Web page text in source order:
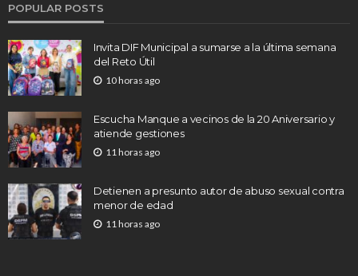
POPULAR POSTS
Invita DIF Municipal a sumarse a la última semana
del Reto Útil
10 horas ago
Escucha Manque a vecinos de la 20 Aniversario y
atiende gestiones
11 horas ago
Detienen a presunto autor de abuso sexual contra
menor de edad
11 horas ago